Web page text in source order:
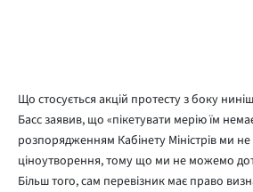
Що стосується акцій протесту з боку
Басс заявив, що «пікетувати мерію їм
розпорядженням Кабінету Міністрів ми
ціноутворення, тому що ми не можемо
Більш того, сам перевізник має право